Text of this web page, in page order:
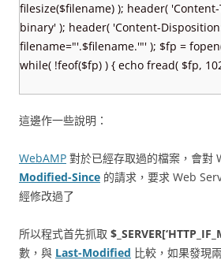
filesize($filename) ); header(
binary' ); header( 'Content-
filename="'.$filename.'"' ); $fp =
while( !feof($fp) ) { echo fread( $fp,
這邊作一些說明：
WebAMP 對於已經存取過的檔案，會對
Modified-Since 的請求，要求 Web
經修改過了
所以程式首先抓取
數，與 Last-Modified 比較，如果發現